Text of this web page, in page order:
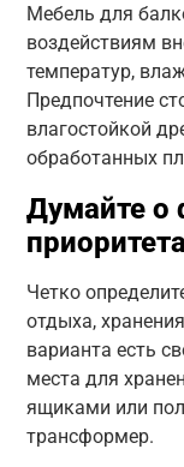
Мебель для
воздействиям
температур,
Предпочтение
влагостойкой
обработанных
Думайте о
Четко
отдыха,
варианта есть
места для
ящиками или
трансформер.